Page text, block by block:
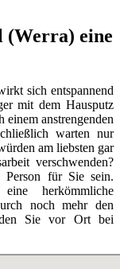
(Werra) eine
sich entspannend
mit dem Hausputz
einem anstrengenden
warten nur
am liebsten gar
verschwenden?
für Sie sein.
herkömmliche
noch mehr den
Sie vor Ort bei